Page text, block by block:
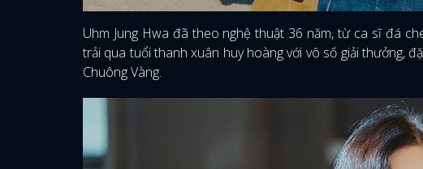
Uhm Jung Hwa đã theo nghệ thuật 36 năm, từ ca sĩ đá
trải qua tuổi thanh xuân huy hoàng với vô số giải thưởng,
Chuông Vàng.